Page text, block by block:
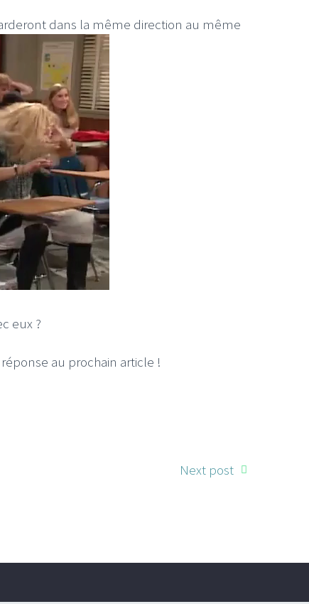
dans la même direction au même
eux ?
au prochain article !
Next post